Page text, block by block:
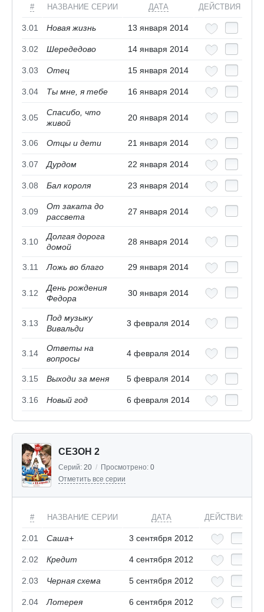
# НАЗВАНИЕ СЕРИИ ДАТА ДЕЙСТВИЯ
3.01 Новая жизнь 13 января 2014
3.02 Шередедово 14 января 2014
3.03 Отец 15 января 2014
3.04 Ты мне, я тебе 16 января 2014
3.05
Спасибо, что
живой
20 января 2014
3.06 Отцы и дети 21 января 2014
3.07 Дурдом 22 января 2014
3.08 Бал короля 23 января 2014
3.09
От заката до
рассвета
27 января 2014
3.10
Долгая дорога
домой
28 января 2014
3.11 Ложь во благо 29 января 2014
3.12
День рождения
Федора
30 января 2014
3.13
Под музыку
Вивальди
3 февраля 2014
3.14
Ответы на
вопросы
4 февраля 2014
3.15 Выходи за меня 5 февраля 2014
3.16 Новый год 6 февраля 2014
СЕЗОН 2
Серий: 20 / Просмотрено: 0
Отметить все серии
# НАЗВАНИЕ СЕРИИ ДАТА ДЕЙСТВИЯ
2.01 Саша+ 3 сентября 2012
2.02 Кредит 4 сентября 2012
2.03 Черная схема 5 сентября 2012
2.04 Лотерея 6 сентября 2012